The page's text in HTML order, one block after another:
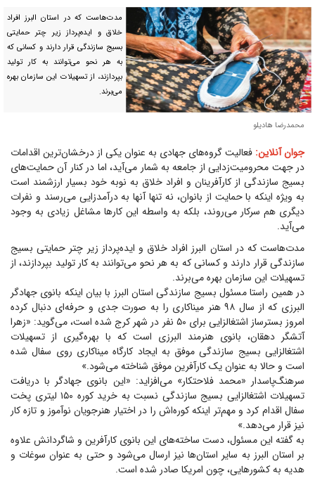
مدت‌هاست که در استان البرز افراد
خلاق و ایده‌پرداز زیر چتر حمایتی
بسیج سازندگی قرار دارند و کسانی که
به هر نحو می‌توانند به کار تولید
بپردازند، از تسهیلات این سازمان بهره
می‌برند.
محمد‌رضا هادیلو
جوان آنلاین: فعالیت گروه‌های جهادی به عنوان یکی از درخشان‌ترین اقدامات
در جهت محرومیت‌زدایی از جامعه به شمار می‌آید، اما در کنار آن حمایت‌های
بسیج سازندگی از کارآفرینان و افراد خلاق به نوبه خود بسیار ارزشمند است
به ویژه اینکه با حمایت از بانوان، نه تنها آنها به درآمدزایی می‌رسند و نفرات
دیگری هم سرکار می‌روند، بلکه به واسطه این کار‌ها مشاغل زیادی به وجود
می‌آید.
مدت‌هاست که در استان البرز افراد خلاق و ایده‌پرداز زیر چتر حمایتی بسیج
سازندگی قرار دارند و کسانی که به هر نحو می‌توانند به کار تولید بپردازند، از
تسهیلات این سازمان بهره می‌برند.
در همین راستا مسئول بسیج سازندگی استان البرز با بیان اینکه بانوی جهادگر
البرزی که از سال ۹۸ هنر میناکاری را به صورت جدی و حرفه‌ای دنبال کرده
امروز بسترساز اشتغالزایی برای ۵۰ نفر در شهر کرج شده است، می‌گوید: «زهرا
آتشگر دهقان، بانوی هنرمند البرزی است که با بهره‌گیری از تسهیلات
اشتغالزایی بسیج سازندگی موفق به ایجاد کارگاه میناکاری روی سفال شده
است و حالا به عنوان یک کارآفرین موفق شناخته می‌شود.»
سرهنگ‌پاسدار «محمد فلاحتکار» می‌افزاید: «این بانوی جهادگر با دریافت
تسهیلات اشتغالزایی بسیج سازندگی نسبت به خرید کوره ۱۵۰ لیتری پخت
سفال اقدام کرد و مهم‌تر اینکه کوره‌اش را در اختیار هنرجویان نوآموز و تازه کار
نیز قرار می‌دهد.»
به گفته این مسئول، دست ساخته‌های این بانوی کارآفرین و شاگردانش علاوه
بر استان البرز به سایر استان‌ها نیز ارسال می‌شود و حتی به عنوان سوغات و
هدیه به کشورهایی، چون امریکا صادر شده است.